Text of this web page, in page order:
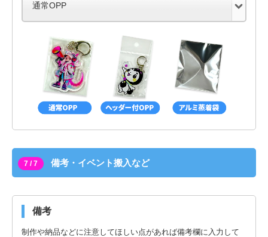
7 / 7 備考・イベント搬入など
備考
制作や納品などに注意してほしい点があれば備考欄に入力して